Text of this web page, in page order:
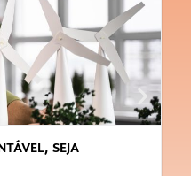
SEJA